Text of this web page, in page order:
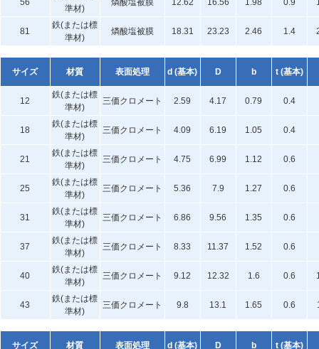
56
準材)
燐酸塩被膜 12.62 16.56 1.98 0.9
81
鉄(または標
準材)
燐酸塩被膜 18.31 23.23 2.46 1.4
サイズ 材質 表面処理 d (基本) D b t (基本)
12
鉄(または標
準材)
三価クロメート 2.59 4.17 0.79 0.4
18
鉄(または標
準材)
三価クロメート 4.09 6.19 1.05 0.4
21
鉄(または標
準材)
三価クロメート 4.75 6.99 1.12 0.6
25
鉄(または標
準材)
三価クロメート 5.36 7.9 1.27 0.6
31
鉄(または標
準材)
三価クロメート 6.86 9.56 1.35 0.6
37
鉄(または標
準材)
三価クロメート 8.33 11.37 1.52 0.6
40
鉄(または標
準材)
三価クロメート 9.12 12.32 1.6 0.6
43
鉄(または標
準材)
三価クロメート 9.8 13.1 1.65 0.6
サイズ 材質 表面処理 d (基本) D b t (基本)